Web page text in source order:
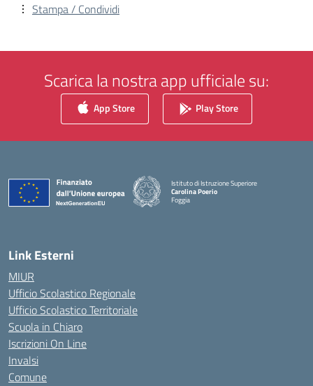
Stampa / Condividi
Scarica la nostra app ufficiale su:
App Store Play Store
Istituto di Istruzione Superiore
Carolina Poerio
Foggia
— Visita la pagina iniziale della scuola
Link Esterni
MIUR
Ufficio Scolastico Regionale
Ufficio Scolastico Territoriale
Scuola in Chiaro
Iscrizioni On Line
Invalsi
Comune